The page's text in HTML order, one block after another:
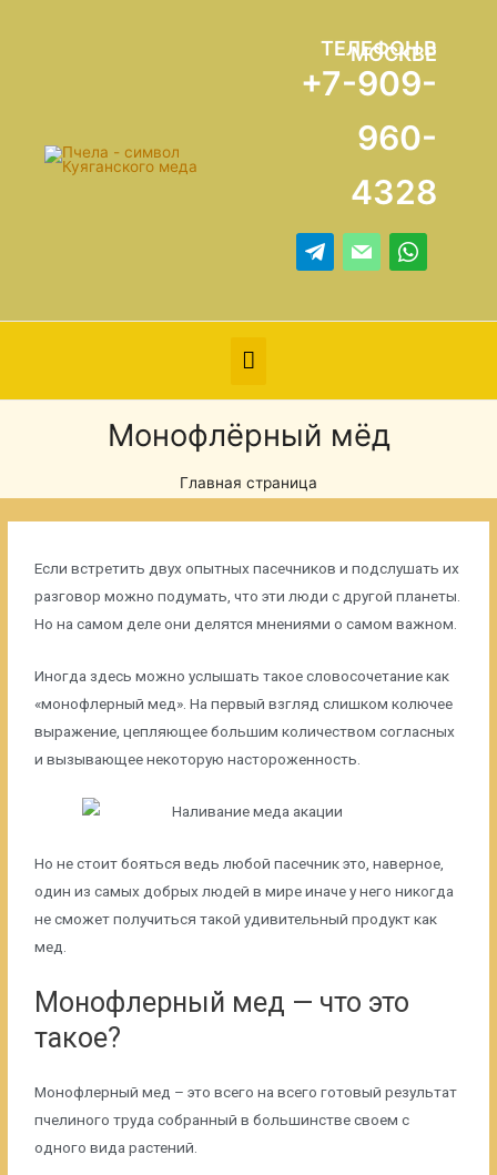
ТЕЛЕФОН В
МОСКВЕ
+7-909-
960-
4328
Монофлёрный мёд
Главная страница
Если встретить двух опытных пасечников и подслушать их
разговор можно подумать, что эти люди с другой планеты.
Но на самом деле они делятся мнениями о самом важном.
Иногда здесь можно услышать такое словосочетание как
«монофлерный мед». На первый взгляд слишком колючее
выражение, цепляющее большим количеством согласных
и вызывающее некоторую настороженность.
Но не стоит бояться ведь любой пасечник это, наверное,
один из самых добрых людей в мире иначе у него никогда
не сможет получиться такой удивительный продукт как
мед.
Монофлерный мед — что это
такое?
Монофлерный мед – это всего на всего готовый результат
пчелиного труда собранный в большинстве своем с
одного вида растений.